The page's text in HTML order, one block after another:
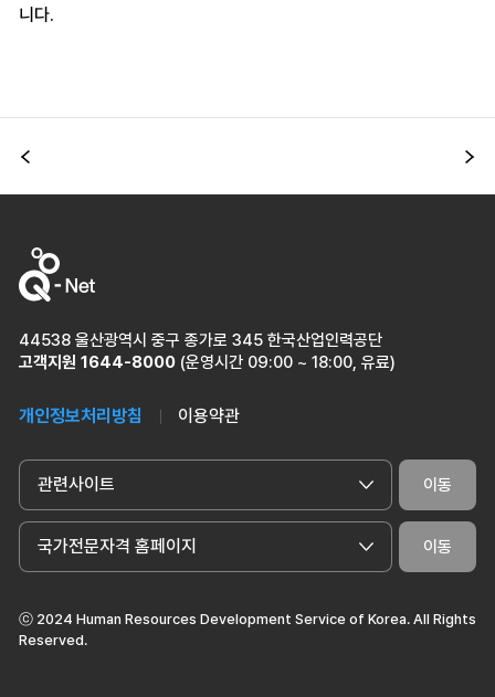
니다.
이전
44538 울산광역시 중구 종가로 345 한국산업인력공단
고객지원 1644-8000 (운영시간 09:00 ~ 18:00, 유료)
개인정보처리방침 이용약관
관련사이트 이동
국가전문자격 홈페이지 이동
ⓒ 2024 Human Resources Development Service of Korea. All Rights
Reserved.